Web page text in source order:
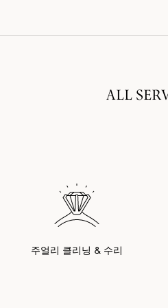
ALL
주얼리 클리닝 & 수리